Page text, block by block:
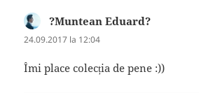
?Muntean Eduard?
24.09.2017 la 12:04
Îmi place colecția de pene :))